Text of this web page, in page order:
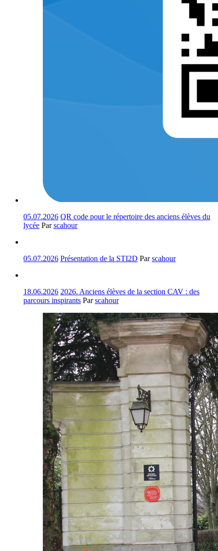
05.07.2026 QR code pour le répertoire des anciens élèves du
lycée Parscahour
05.07.2026 Présentation de la STI2D Parscahour
18.06.2026 2026. Anciens élèves de la section CAV : des
parcours inspirants Parscahour